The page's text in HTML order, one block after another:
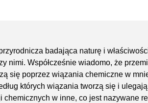
badająca naturę i
nimi. Współcześnie wiadomo, że
się poprzez wiązania chemiczne w
których wiązania tworzą się i
w inne, co jest nazywane